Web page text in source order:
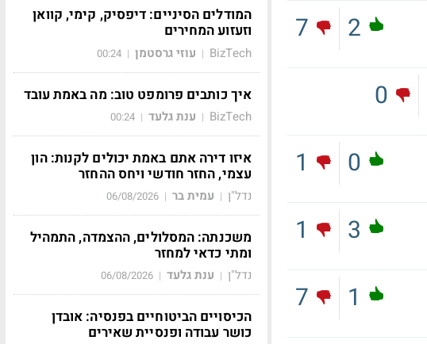
2
7
0
0
1
3
1
1
7
המודלים הסיניים: דיפסיק, קימי, קוואן
וזעזוע המחירים
BizTech
| עוזי גרסטמן |
00:24
איך כותבים פרומפט טוב: מה באמת עובד
BizTech
| ענת גלעד |
00:24
איזו דירה אתם באמת יכולים לקנות: הון
עצמי, החזר חודשי ויחס ההחזר
נדל"ן | עמית בר |
06/08/2026
משכנתה: המסלולים, ההצמדה, התמהיל
ומתי כדאי למחזר
נדל"ן | ענת גלעד |
06/08/2026
הכיסויים הביטוחיים בפנסיה: אובדן
כושר עבודה ופנסיית שאירים